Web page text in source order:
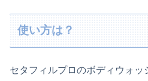
使い方は？
セタフィルプロのボディウォッ